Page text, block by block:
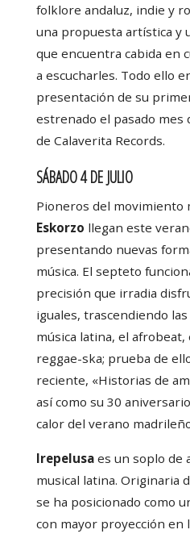
folklore andaluz, indie y
una propuesta artística y
que encuentra cabida en
a escucharles. Todo ello
presentación de su
estrenado el pasado mes
de Calaverita Records.
SÁBADO 4 DE JULIO
Pioneros del movimiento
Eskorzo llegan este
presentando nuevas
música. El septeto
precisión que irradia
iguales, trascendiendo
música latina, el
reggae-ska; prueba de
reciente, «Historias de
así como su 30
calor del verano
Irepelusaes un soplo de
musical latina. Originaria
se ha posicionado como
con mayor proyección en